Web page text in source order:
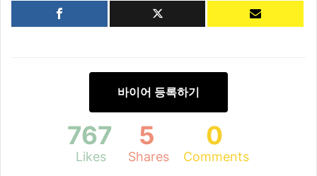
바이어 등록하기
767
Likes
5
Shares
0
Comments